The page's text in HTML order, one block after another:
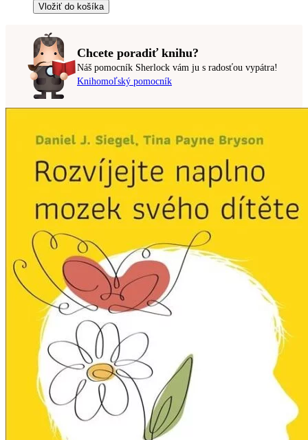
Vložiť do košíka
Chcete poradiť knihu?
Náš pomocník Sherlock vám ju s radosťou vypátra!
Knihomoľský pomocník